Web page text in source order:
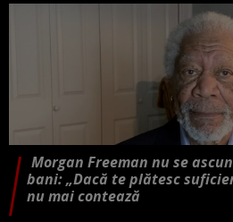
Morgan Freeman nu se
bani: „Dacă te plătesc
nu mai contează